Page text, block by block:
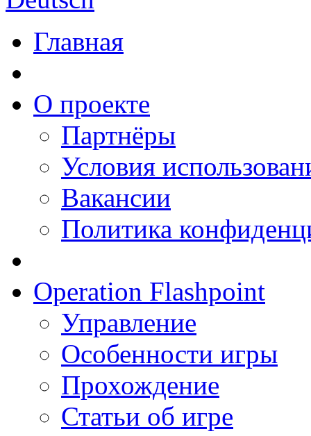
Главная
О проекте
Партнёры
Условия
Вакансии
Политика
Operation Flashpoint
Управление
Особенности игры
Прохождение
Статьи об игре